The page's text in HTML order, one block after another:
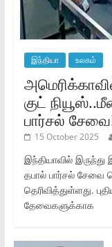
இந்தியா உலகம்
குட்
பார்சல்
15 October 2025
இந்தியாவில்
தபால் பார்சல் சேவை
தெரிவித்துள்ளது.
தேவைகளுக்காக